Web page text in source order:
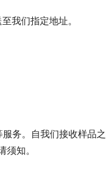
我们指定地址。
务。自我们接收样品之
须知。